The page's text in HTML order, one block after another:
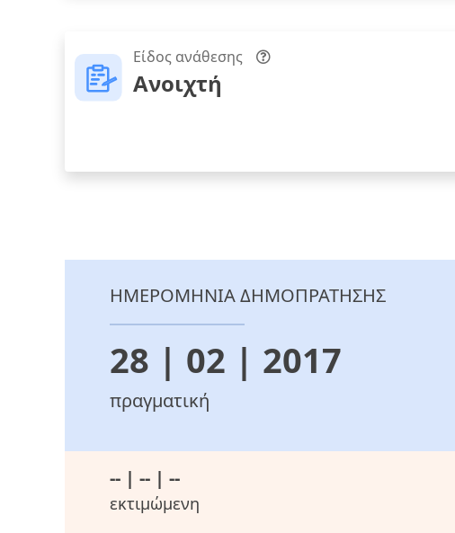
Είδος ανάθεσης
Ανοιχτή
ΗΜΕΡΟΜΗΝΙΑ ΔΗΜΟΠΡΑΤΗΣΗΣ
28 | 02 | 2017
πραγματική
-- | -- | --
εκτιμώμενη